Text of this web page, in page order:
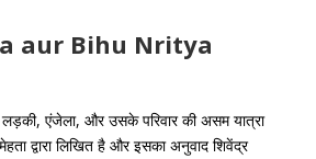
aur Bihu Nritya
एंजेला, और उसके परिवार की असम यात्रा
द्वारा लिखित है और इसका अनुवाद शिवेंद्र